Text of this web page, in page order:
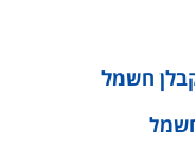
חשמל